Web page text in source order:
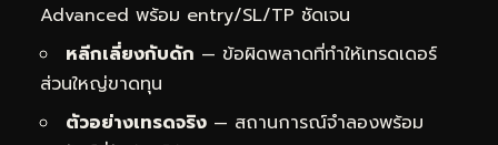
Advanced พร้อม entry/SL/TP ชัดเจน
หลีกเลี่ยงกับดัก — ข้อผิดพลาดที่ทำให้เทรดเดอร์
ส่วนใหญ่ขาดทุน
ตัวอย่างเทรดจริง — สถานการณ์จำลองพร้อม